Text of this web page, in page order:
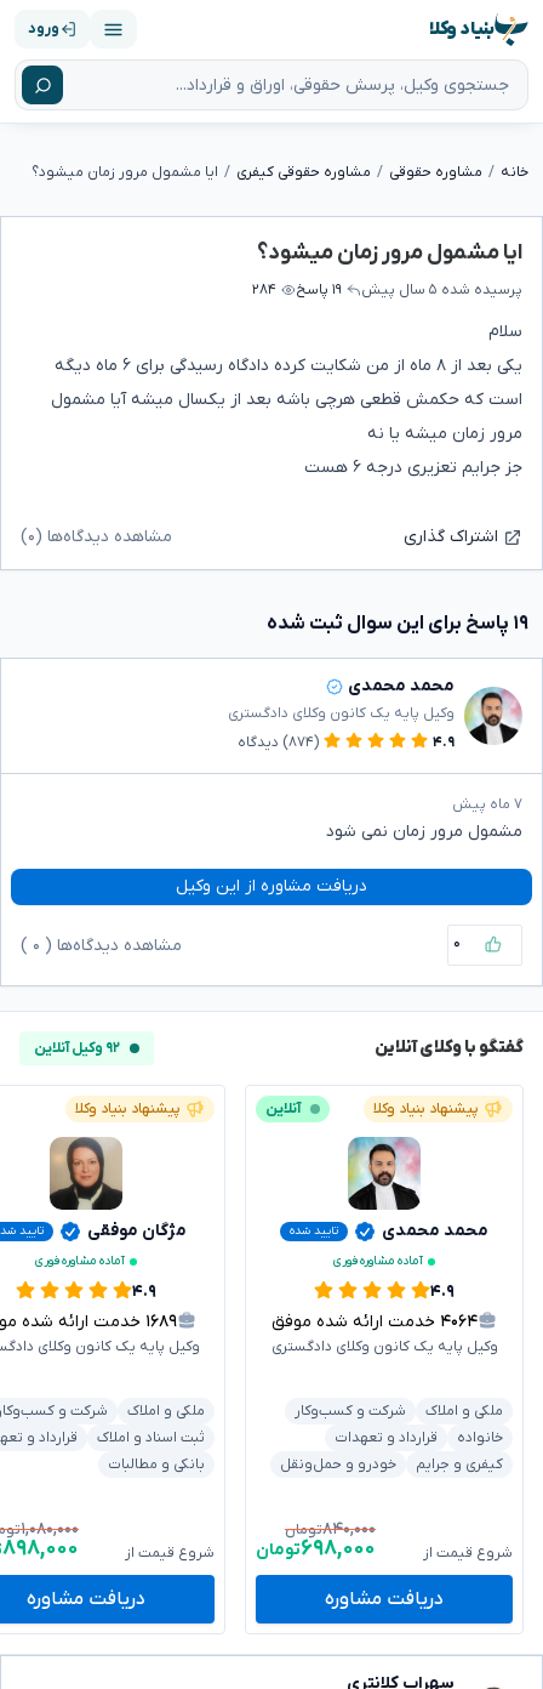
بنیاد وکلا ورود
خانه مشاوره حقوقی مشاوره حقوقی کیفری ایا مشمول مرور زمان میشود؟
ایا مشمول مرور زمان میشود؟
پرسیده شده ۵ سال پیش ۱۹ پاسخ ۲۸۴
سلام
یکی بعد از ۸ ماه از من شکایت کرده دادگاه رسیدگی برای ۶ ماه دیگه
است که حکمش قطعی هرچی باشه بعد از یکسال میشه آیا مشمول
مرور زمان میشه یا نه
جز جرایم تعزیری درجه ۶ هست
اشتراک گذاری مشاهده دیدگاه‌ها (۰)
۱۹ پاسخ برای این سوال ثبت شده
محمد محمدی
وکیل پایه یک کانون وکلای دادگستری
۴.۹
(۸۷۴) دیدگاه
۷ ماه پیش
مشمول مرور زمان نمی شود
دریافت مشاوره از این وکیل
۰ مشاهده دیدگاه‌ها ( ۰
گفتگو با وکلای آنلاین ۹۲ وکیل آنلاین
پیشنهاد بنیاد وکلا آنلاین
محمد محمدی
تایید شده
آماده مشاوره فوری
۴.۹
۴۰۶۴ خدمت ارائه شده موفق
وکیل پایه یک کانون وکلای دادگستری
ملکی و املاک
شرکت و کسب‌وکار
خانواده
قرارداد و تعهدات
کیفری و جرایم
خودرو و حمل‌ونقل
شروع قیمت از
۸۴۰,۰۰۰تومان
۶۹۸,۰۰۰تومان
دریافت مشاوره
پیشنهاد بنیاد وکلا
مژگان موفقی
تایید
آماده مشاوره فوری
۴.۹
۱۶۸۹ خدمت ارائه شده موفق
وکیل پایه یک کانون وکلای
ملکی و املاک
شرکت و
ثبت اسناد و املاک
قرارداد و
بانکی و مطالبات
شروع قیمت از
۱,۰۸۰,۰۰۰
۸۹۸,۰۰۰
دریافت مشاوره
سهراب کلانتری